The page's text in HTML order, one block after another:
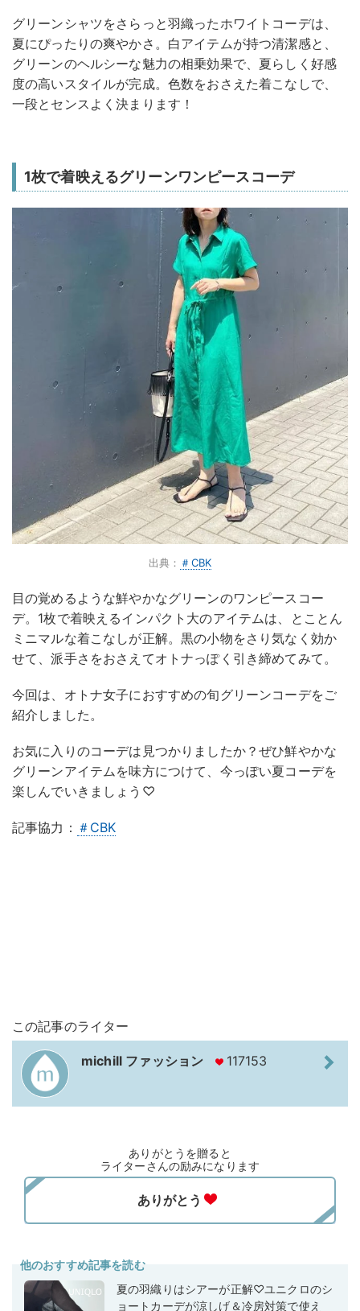
グリーンシャツをさらっと羽織ったホワイトコーデは、
夏にぴったりの爽やかさ。白アイテムが持つ清潔感と、
グリーンのヘルシーな魅力の相乗効果で、夏らしく好感
度の高いスタイルが完成。色数をおさえた着こなしで、
一段とセンスよく決まります！
1枚で着映えるグリーンワンピースコーデ
出典： ＃CBK
目の覚めるような鮮やかなグリーンのワンピースコー
デ。1枚で着映えるインパクト大のアイテムは、とことん
ミニマルな着こなしが正解。黒の小物をさり気なく効か
せて、派手さをおさえてオトナっぽく引き締めてみて。
今回は、オトナ女子におすすめの旬グリーンコーデをご
紹介しました。
お気に入りのコーデは見つかりましたか？ぜひ鮮やかな
グリーンアイテムを味方につけて、今っぽい夏コーデを
楽しんでいきましょう♡
記事協力： ＃CBK
この記事のライター
michill ファッション 117153
ありがとうを贈ると
ライターさんの励みになります
他のおすすめ記事を読む
夏の羽織りはシアーが正解♡ユニクロのシ
ョートカーデが涼しげ＆冷房対策で使え